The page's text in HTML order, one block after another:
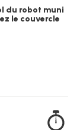
du robot muni
le couvercle